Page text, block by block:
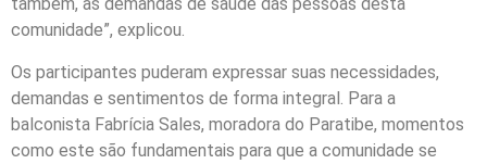
comunidade”, explicou.
Os participantes puderam expressar suas necessidades,
demandas e sentimentos de forma integral. Para a
balconista Fabrícia Sales, moradora do Paratibe, momentos
como este são fundamentais para que a comunidade se